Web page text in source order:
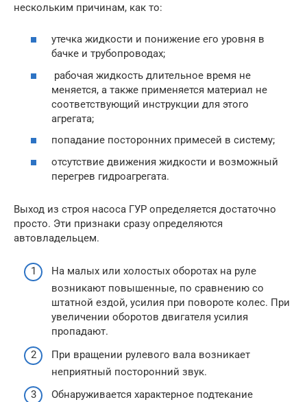
нескольким причинам, как то:
утечка жидкости и понижение его уровня в
бачке и трубопроводах;
рабочая жидкость длительное время не
меняется, а также применяется материал не
соответствующий инструкции для этого
агрегата;
попадание посторонних примесей в систему;
отсутствие движения жидкости и возможный
перегрев гидроагрегата.
Выход из строя насоса ГУР определяется достаточно
просто. Эти признаки сразу определяются
автовладельцем.
На малых или холостых оборотах на руле
возникают повышенные, по сравнению со
штатной ездой, усилия при повороте колес. При
увеличении оборотов двигателя усилия
пропадают.
При вращении рулевого вала возникает
неприятный посторонний звук.
Обнаруживается характерное подтекание